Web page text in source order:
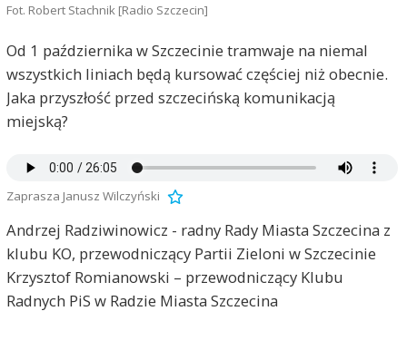
Fot. Robert Stachnik [Radio Szczecin]
Od 1 października w Szczecinie tramwaje na niemal
wszystkich liniach będą kursować częściej niż obecnie.
Jaka przyszłość przed szczecińską komunikacją
miejską?
Zaprasza Janusz Wilczyński
Andrzej Radziwinowicz - radny Rady Miasta Szczecina z
klubu KO, przewodniczący Partii Zieloni w Szczecinie
Krzysztof Romianowski – przewodniczący Klubu
Radnych PiS w Radzie Miasta Szczecina